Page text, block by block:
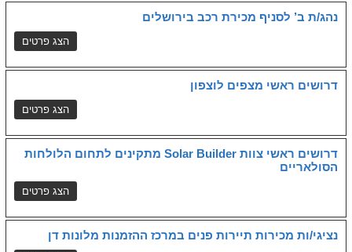
נהג/ת ב’ לסניף מכירת רכב בירושלים
דרושים ראשי מצפים לוצפון
דרושים ראשי צוות Solar Builder מתקינים לתחום הלולחות
הסולאריים
נציגי/ות מכירות תיירות פנים במרכז ההזמנות מלונות דן